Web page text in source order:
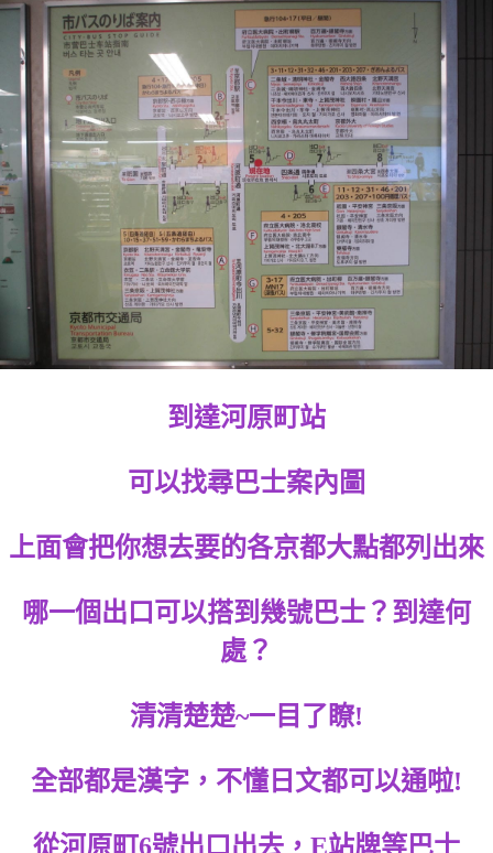
到達河原町站
可以找尋巴士案內圖
上面會把你想去要的各京都大點都列出來
哪一個出口可以搭到幾號巴士？到達何
處？
清清楚楚~一目了瞭!
全部都是漢字，不懂日文都可以通啦!
從河原町6號出口出去，E站牌等巴士